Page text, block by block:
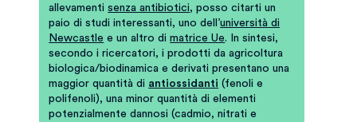
allevamentisenza antibiotici, posso citarti un
paio di studi interessanti, uno dell’università di
Newcastle e un altro dimatrice Ue. In sintesi,
secondo i ricercatori, i prodotti da agricoltura
biologica/biodinamica e derivati presentano una
maggior quantità di antiossidanti (fenoli e
polifenoli), una minor quantità di elementi
potenzialmente dannosi (cadmio, nitrati e